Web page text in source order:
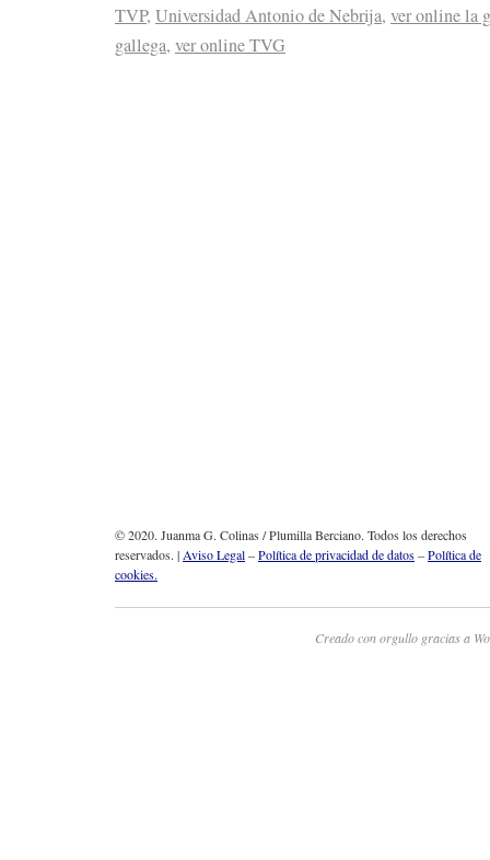
TVP, Universidad Antonio de Nebrija, ver online la
gallega, ver online TVG
© 2020. Juanma G. Colinas / Plumilla Berciano. Todos los derechos
reservados. |Aviso Legal–Política de privacidad de datos–Política de
cookies.
Creado con orgullo gracias a